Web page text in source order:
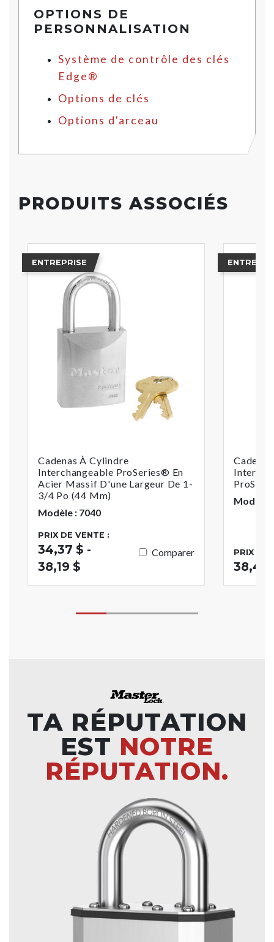
OPTIONS DE
PERSONNALISATION
Système de contrôle des clés
Edge®
Options de clés
Options d'arceau
PRODUITS ASSOCIÉS
ENTREPRISE
Cadenas À Cylindre
Interchangeable ProSeries® En
Acier Massif D'une Largeur De 1-
3/4 Po (44 Mm)
Modèle : 7040
PRIX DE VENTE :
34,37 $ -
38,19 $
Comparer
Modèle
PRIX DE
38,47
TA RÉPUTATION
EST NOTRE
RÉPUTATION.